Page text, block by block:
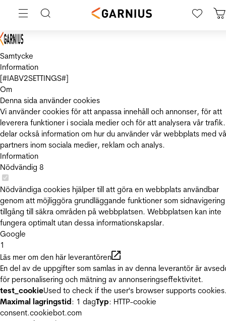
Samtycke
Information
[#IABV2SETTINGS#]
Om
Denna sida använder cookies
Vi använder cookies för att anpassa innehåll och annonser, för att
leverera funktioner i sociala medier och för att analysera vår
delar också information om hur du använder vår webbplats med
partners inom sociala medier, reklam och analys.
Information
Nödvändig 8
Nödvändiga cookies hjälper till att göra en webbplats användbar
genom att möjliggöra grundläggande funktioner som
tillgång till säkra områden på webbplatsen. Webbplatsen kan inte
fungera optimalt utan dessa informationskapslar.
Google
1
Läs mer om den här leverantören
En del av de uppgifter som samlas in av denna leverantör är
för personalisering och mätning av annonseringseffektivitet.
test_cookieUsed to check if the user's browser supports
Maximal lagringstid: 1 dagTyp: HTTP-cookie
consent.cookiebot.com